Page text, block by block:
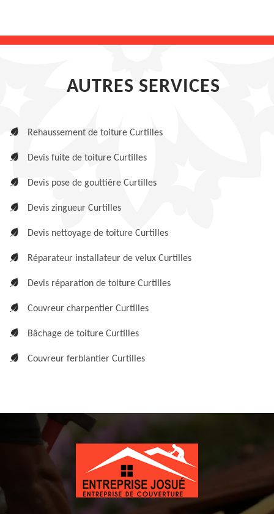
AUTRES SERVICES
Rehaussement de toiture Curtilles
Devis fuite de toiture Curtilles
Devis pose de gouttière Curtilles
Devis zingueur Curtilles
Devis nettoyage de toiture Curtilles
Réparateur installateur de velux Curtilles
Devis réparation de toiture Curtilles
Couvreur charpentier Curtilles
Bâchage de toiture Curtilles
Couvreur ferblantier Curtilles